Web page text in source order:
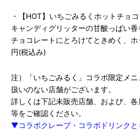
・【HOT】いちごみるくホットチ
キャンディグリッターの甘酸っぱい
チョコレートにとろけてときめく、
円(税込み)
注）「いちごみるく」コラボ限定メ
扱いのない店舗がございます。
詳しくは下記未販売店舗、および、
等をご確認ください。
▼コラボクレープ・コラボドリンクと